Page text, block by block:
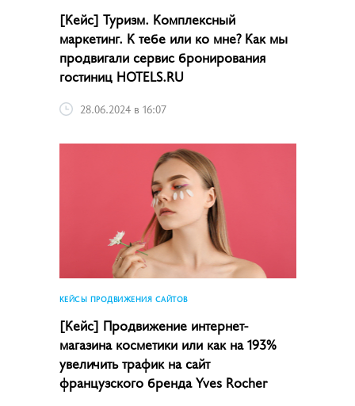
[Кейс] Туризм. Комплексный
маркетинг. К тебе или ко мне? Как мы
продвигали сервис бронирования
гостиниц HOTELS.RU
28.06.2024 в 16:07
КЕЙСЫ ПРОДВИЖЕНИЯ САЙТОВ
[Кейс] Продвижение интернет-
магазина косметики или как на 193%
увеличить трафик на сайт
французского бренда Yves Rocher